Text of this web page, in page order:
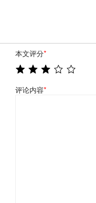
本文评分*
评论内容*